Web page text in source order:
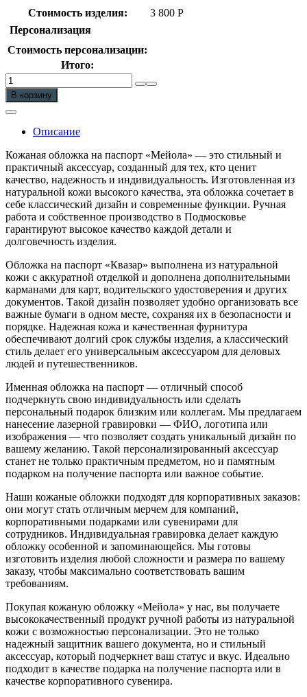
Стоимость изделия: 3 800 Р
Персонализация
Стоимость персонализации:
Итого:
Количество
Кожаная
обложка
на
паспорт
Мейола
В корзину
Описание
Кожаная обложка на паспорт «Мейола» — это стильный и
практичный аксессуар, созданный для тех, кто ценит
качество, надежность и индивидуальность. Изготовленная из
натуральной кожи высокого качества, эта обложка сочетает в
себе классический дизайн и современные функции. Ручная
работа и собственное производство в Подмосковье
гарантируют высокое качество каждой детали и
долговечность изделия.
Обложка на паспорт «Квазар» выполнена из натуральной
кожи с аккуратной отделкой и дополнена дополнительными
карманами для карт, водительского удостоверения и других
документов. Такой дизайн позволяет удобно организовать все
важные бумаги в одном месте, сохраняя их в безопасности и
порядке. Надежная кожа и качественная фурнитура
обеспечивают долгий срок службы изделия, а классический
стиль делает его универсальным аксессуаром для деловых
людей и путешественников.
Именная обложка на паспорт — отличный способ
подчеркнуть свою индивидуальность или сделать
персональный подарок близким или коллегам. Мы предлагаем
нанесение лазерной гравировки — ФИО, логотипа или
изображения — что позволяет создать уникальный дизайн по
вашему желанию. Такой персонализированный аксессуар
станет не только практичным предметом, но и памятным
подарком на получение паспорта или важное событие.
Наши кожаные обложки подходят для корпоративных заказов:
они могут стать отличным мерчем для компаний,
корпоративными подарками или сувенирами для
сотрудников. Индивидуальная гравировка делает каждую
обложку особенной и запоминающейся. Мы готовы
изготовить изделия любой сложности и размера по вашему
заказу, чтобы максимально соответствовать вашим
требованиям.
Покупая кожаную обложку «Мейола» у нас, вы получаете
высококачественный продукт ручной работы из натуральной
кожи с возможностью персонализации. Это не только
надежный защитник вашего документа, но и стильный
аксессуар, который подчеркнет ваш статус и вкус. Идеально
подходит в качестве подарка на получение паспорта или в
качестве корпоративного сувенира.